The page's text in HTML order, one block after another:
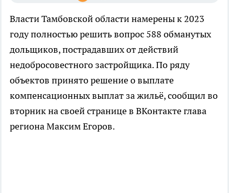
Власти Тамбовской области намерены к 2023
году полностью решить вопрос 588 обманутых
дольщиков, пострадавших от действий
недобросовестного застройщика. По ряду
объектов принято решение о выплате
компенсационных выплат за жильё, сообщил во
вторник на своей странице в ВКонтакте глава
региона Максим Егоров.